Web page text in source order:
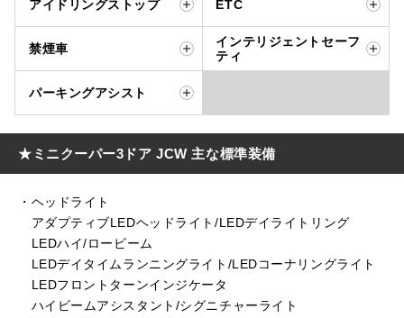
アイドリングストップ ETC
禁煙車
インテリジェントセーフ
ティ
パーキングアシスト
★ミニクーパー3ドア JCW 主な標準装備
・ヘッドライト
アダプティブLEDヘッドライト/LEDデイライトリング
LEDハイ/ロービーム
LEDデイタイムランニングライト/LEDコーナリングライト
LEDフロントターンインジケータ
ハイビームアシスタント/シグニチャーライト